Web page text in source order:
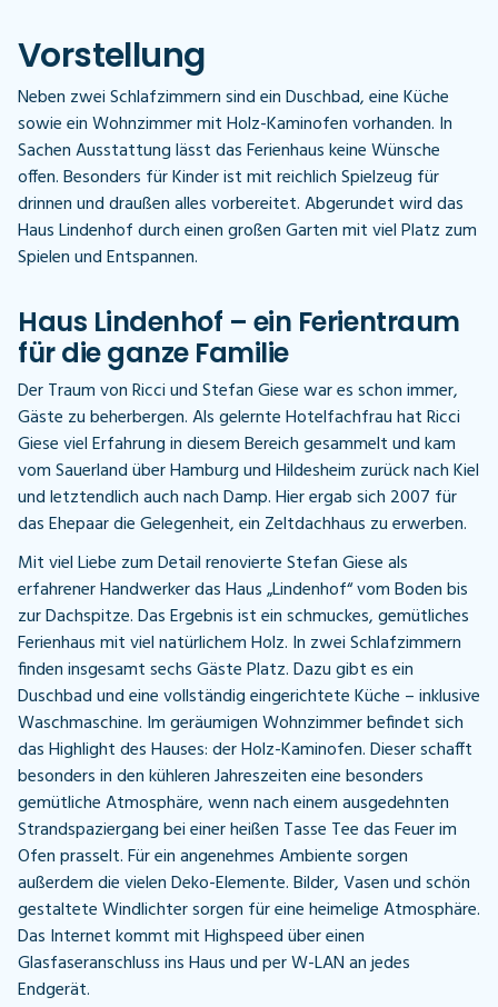
Vorstellung
Neben zwei Schlafzimmern sind ein Duschbad, eine Küche
sowie ein Wohnzimmer mit Holz-Kaminofen vorhanden. In
Sachen Ausstattung lässt das Ferienhaus keine Wünsche
offen. Besonders für Kinder ist mit reichlich Spielzeug für
drinnen und draußen alles vorbereitet. Abgerundet wird das
Haus Lindenhof durch einen großen Garten mit viel Platz zum
Spielen und Entspannen.
Haus Lindenhof – ein Ferientraum
für die ganze Familie
Der Traum von Ricci und Stefan Giese war es schon immer,
Gäste zu beherbergen. Als gelernte Hotelfachfrau hat Ricci
Giese viel Erfahrung in diesem Bereich gesammelt und kam
vom Sauerland über Hamburg und Hildesheim zurück nach Kiel
und letztendlich auch nach Damp. Hier ergab sich 2007 für
das Ehepaar die Gelegenheit, ein Zeltdachhaus zu erwerben.
Mit viel Liebe zum Detail renovierte Stefan Giese als
erfahrener Handwerker das Haus „Lindenhof“ vom Boden bis
zur Dachspitze. Das Ergebnis ist ein schmuckes, gemütliches
Ferienhaus mit viel natürlichem Holz. In zwei Schlafzimmern
finden insgesamt sechs Gäste Platz. Dazu gibt es ein
Duschbad und eine vollständig eingerichtete Küche – inklusive
Waschmaschine. Im geräumigen Wohnzimmer befindet sich
das Highlight des Hauses: der Holz-Kaminofen. Dieser schafft
besonders in den kühleren Jahreszeiten eine besonders
gemütliche Atmosphäre, wenn nach einem ausgedehnten
Strandspaziergang bei einer heißen Tasse Tee das Feuer im
Ofen prasselt. Für ein angenehmes Ambiente sorgen
außerdem die vielen Deko-Elemente. Bilder, Vasen und schön
gestaltete Windlichter sorgen für eine heimelige Atmosphäre.
Das Internet kommt mit Highspeed über einen
Glasfaseranschluss ins Haus und per W-LAN an jedes
Endgerät.